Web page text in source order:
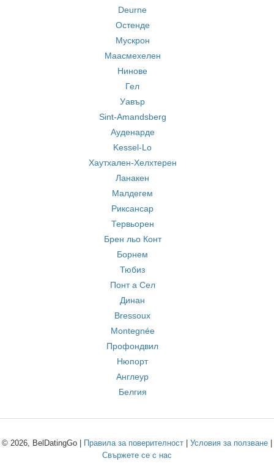
Deurne
Остенде
Мускрон
Маасмехелен
Нинове
Гел
Уавър
Sint-Amandsberg
Ауденарде
Kessel-Lo
Хаутхален-Хелхтерен
Ланакен
Малдегем
Риксансар
Тервьорен
Брен льо Конт
Борнем
Тюбиз
Понт а Сел
Динан
Bressoux
Montegnée
Профондвил
Нюпорт
Англеур
Белгия
© 2026, BelDatingGo | Правила за поверителност Условия за ползване
Свържете се с нас